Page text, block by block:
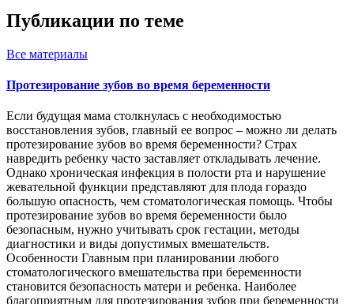
Публикации по теме
Все материалы
Протезирование зубов во время беременности
Если будущая мама столкнулась с необходимостью
восстановления зубов, главный ее вопрос – можно ли делать
протезирование зубов во время беременности? Страх
навредить ребенку часто заставляет откладывать лечение.
Однако хроническая инфекция в полости рта и нарушение
жевательной функции представляют для плода гораздо
большую опасность, чем стоматологическая помощь. Чтобы
протезирование зубов во время беременности было
безопасным, нужно учитывать срок гестации, методы
диагностики и виды допустимых вмешательств.
Особенности Главным при планировании любого
стоматологического вмешательства при беременности
становится безопасность матери и ребенка. Наиболее
благоприятным для протезирования зубов при беременности